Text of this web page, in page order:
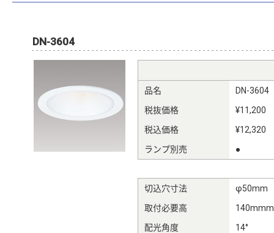
DN-3604
品名
DN-3604
税抜価格
¥11,200
税込価格
¥12,320
ランプ別売
●
切込穴寸法
φ50mm
取付必要高
配光角度
14°